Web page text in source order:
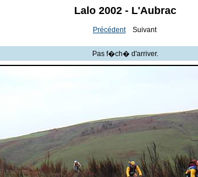
Lalo 2002 - L'Aubrac
PrécédentSuivant
Pas f�ch� d'arriver.